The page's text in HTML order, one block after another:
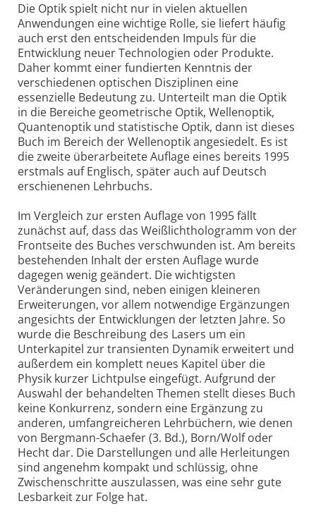
Die Optik spielt nicht nur in vielen aktuellen
Anwendungen eine wichtige Rolle, sie liefert häufig
auch erst den entscheidenden Impuls für die
Entwicklung neuer Technologien oder Produkte.
Daher kommt einer fundierten Kenntnis der
verschiedenen optischen Disziplinen eine
essenzielle Bedeutung zu. Unterteilt man die Optik
in die Bereiche geometrische Optik, Wellenoptik,
Quantenoptik und statistische Optik, dann ist dieses
Buch im Bereich der Wellenoptik angesiedelt. Es ist
die zweite überarbeitete Auflage eines bereits 1995
erstmals auf Englisch, später auch auf Deutsch
erschienenen Lehrbuchs.
Im Vergleich zur ersten Auflage von 1995 fällt
zunächst auf, dass das Weißlichthologramm von der
Frontseite des Buches verschwunden ist. Am bereits
bestehenden Inhalt der ersten Auflage wurde
dagegen wenig geändert. Die wichtigsten
Veränderungen sind, neben einigen kleineren
Erweiterungen, vor allem notwendige Ergänzungen
angesichts der Entwicklungen der letzten Jahre. So
wurde die Beschreibung des Lasers um ein
Unterkapitel zur transienten Dynamik erweitert und
außerdem ein komplett neues Kapitel über die
Physik kurzer Lichtpulse eingefügt. Aufgrund der
Auswahl der behandelten Themen stellt dieses Buch
keine Konkurrenz, sondern eine Ergänzung zu
anderen, umfangreicheren Lehrbüchern, wie denen
von Bergmann-Schaefer (3. Bd.), Born/Wolf oder
Hecht dar. Die Darstellungen und alle Herleitungen
sind angenehm kompakt und schlüssig, ohne
Zwischenschritte auszulassen, was eine sehr gute
Lesbarkeit zur Folge hat.